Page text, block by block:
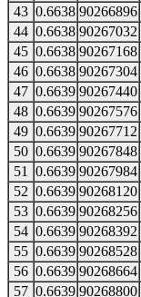
43 0.6638 90266896
44 0.6638 90267032
45 0.6638 90267168
46 0.6638 90267304
47 0.6639 90267440
48 0.6639 90267576
49 0.6639 90267712
50 0.6639 90267848
51
0.6639 90267984
52 0.6639 90268120
53 0.6639 90268256
54 0.6639 90268392
55 0.6639 90268528
56 0.6639 90268664
57 0.6639 90268800